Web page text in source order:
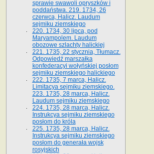
sprawie swawoli opryszków i
poddaństwa. 219. 1734, 26
czerwca, Halicz. Laudum
sejmiku ziemskiego
220. 1734, 30 lipca, pod
Maryampolem. Laudum
obozowe szlachty halickiej
221. 1735, 22 stycznia, Tłumacz.
Odpowiedź marszałka
konfederacyi wołyńskiej posłom
sejmiku ziemskiego halickiego
222. 1735, 7 marca, Halicz.
Limitacya sejmiku ziemskiego.
223. 1735, 28 marca, Halicz.
Laudum sejmiku ziemskiego
224. 1735, 28 marca, Halicz.
Instrukcya sejmiku ziemskiego
posłom do króla
225. 1735, 28 marca, Halicz.
Instrukcya sejmiku ziemskiego
posłom do generała wojsk
rosyjskich